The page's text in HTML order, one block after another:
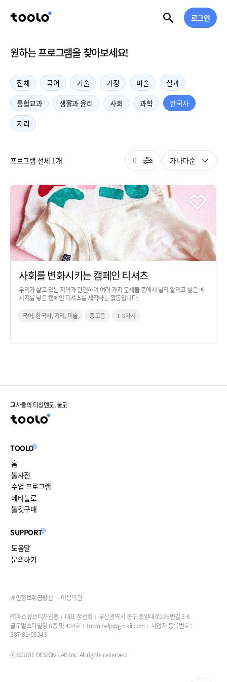
로그인
원하는 프로그램을 찾아보세요!
전체 국어 기술 가정 미술
실과
통합교과
생활과 윤리 사회 과학
한국사
지리
프로그램 전체 1개 0 가나다순
사회를 변화시키는 캠페인 티셔츠
우리가 살고 있는 지역과 관련하여 여러 가지 문제들 중에서 널리 알리고 싶은 메
시지를 넣은 캠페인 티셔츠를 제작하는 활동입니다.
국어, 한국사, 지리, 미술 중고등 1-3차시
교사들의 티칭멘토, 툴로
TOOLO
홈
툴사전
수업 프로그램
메타툴로
툴킷구매
SUPPORT
도움말
문의하기
개인정보취급방침 이용약관
㈜에스큐브디자인랩 대표 정선희
부산광역시 동구 중앙대로226번길 3-8
글로벌스타빌딩 8층 및 404호
toolo.help@gmail.com
사업자 등록번호 :
287-81-03243
ⓒSCUBE DESIGN LAB Inc. All rights reserved.